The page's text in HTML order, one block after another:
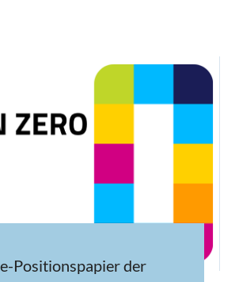
Positionspapier der